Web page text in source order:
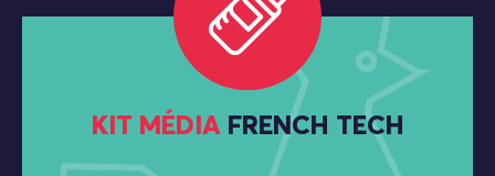
KIT MÉDIA FRENCH TECH